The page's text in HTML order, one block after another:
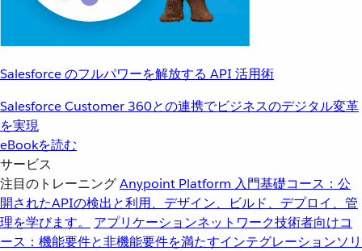
Salesforce のフルパワーを解放する API 活用術
Salesforce Customer 360との連携でビジネスのデジタル変革
を実現
eBookを読む
サービス
注目のトレーニングAnypoint Platform 入門基礎コース：公
開されたAPIの検出と利用、デザイン、ビルド、デプロイ、管
理を学びます。
アプリケーションネットワーク技術者向けコ
ース：機能要件と非機能要件を満たすインテグレーションソリ